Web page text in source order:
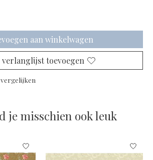
aan winkelwagen
verlanglijst toevoegen
je misschien ook leuk